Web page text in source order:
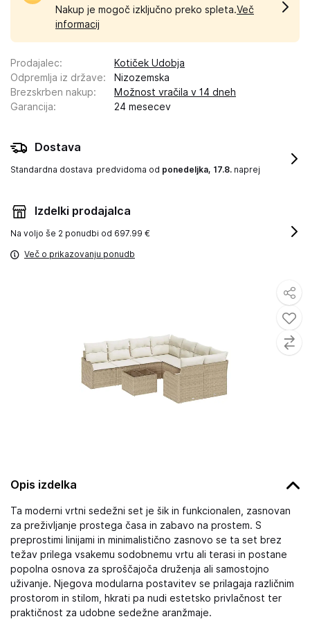
Opis izdelka
Ta moderni vrtni sedežni set je šik in funkcionalen, zasnovan
za preživljanje prostega časa in zabavo na prostem. S
preprostimi linijami in minimalistično zasnovo se ta set brez
težav prilega vsakemu sodobnemu vrtu ali terasi in postane
popolna osnova za sproščajoča druženja ali samostojno
uživanje. Njegova modularna postavitev se prilagaja različnim
prostorom in stilom, hkrati pa nudi estetsko privlačnost ter
praktičnost za udobne sedežne aranžmaje.
Nakup je mogoč izključno preko spleta.Več
informacij
Prodajalec:
Kotiček Udobja
Odpremlja iz države:
Nizozemska
Brezskrben nakup:
Možnost vračila v 14 dneh
Garancija: 24 mesecev
Dostava
Standardna dostava predvidoma od ponedeljka, 17.8. naprej
Izdelki prodajalca
Na voljo še 2 ponudbi od 697.99 €
Več o prikazovanju ponudb